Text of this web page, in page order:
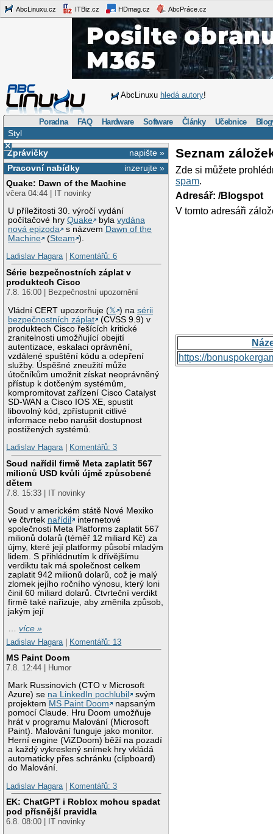
AbcLinuxu.cz ITBiz.cz HDmag.cz AbcPráce.cz
AbcLinuxu hledá autory!
Poradna FAQ Hardware Software Články Učebnice
Styl
×
napište »
Zprávičky
inzerujte »
Pracovní nabídky
Quake: Dawn of the Machine
včera 04:44 | IT novinky
U příležitosti 30. výročí vydání
počítačové hryQuake bylavydána
nová epizoda
s názvem Dawn of the
Machine
(Steam ).
Ladislav Hagara| Komentářů: 6
Série bezpečnostních záplat v
produktech Cisco
7.8. 16:00 | Bezpečnostní upozornění
Vládní CERT upozorňuje (𝕏 ) nasérii
bezpečnostních záplat
(CVSS 9.9) v
produktech Cisco řešících kritické
zranitelnosti umožňující obejití
autentizace, eskalaci oprávnění,
vzdálené spuštění kódu a odepření
služby. Úspěšné zneužití může
útočníkům umožnit získat neoprávněný
přístup k dotčeným systémům,
kompromitovat zařízení Cisco Catalyst
SD-WAN a Cisco IOS XE, spustit
libovolný kód, zpřístupnit citlivé
informace nebo narušit dostupnost
postižených systémů.
Ladislav Hagara| Komentářů: 3
Soud nařídil firmě Meta zaplatit 567
milionů USD kvůli újmě způsobené
dětem
7.8. 15:33 | IT novinky
Soud v americkém státě Nové Mexiko
ve čtvrtek nařídil
internetové
společnosti Meta Platforms zaplatit 567
milionů dolarů (téměř 12 miliard Kč) za
újmy, které její platformy působí mladým
lidem. S přihlédnutím k dřívějšímu
verdiktu tak má společnost celkem
zaplatit 942 milionů dolarů, což je malý
zlomek jejího ročního výnosu, který loni
činil 60 miliard dolarů. Čtvrteční verdikt
firmě také nařizuje, aby změnila způsob,
jakým její
…více »
Ladislav Hagara
Komentářů: 13
MS Paint Doom
7.8. 12:44 | Humor
Mark Russinovich (CTO v Microsoft
Azure) se na LinkedIn pochlubil
svým
projektem MS Paint Doom
napsaným
pomocí Claude. Hru Doom umožňuje
hrát v programu Malování (Microsoft
Paint). Malování funguje jako monitor.
Herní engine (ViZDoom) běží na pozadí
a každý vykreslený snímek hry vkládá
automaticky přes schránku (clipboard)
do Malování.
Ladislav Hagara
Komentářů: 3
EK: ChatGPT i Roblox mohou spadat
pod přísnější pravidla
6.8. 08:00 | IT novinky
Seznam
Zde si můžete
spam.
Adresář: /Blogspot
V tomto adresáři
https://